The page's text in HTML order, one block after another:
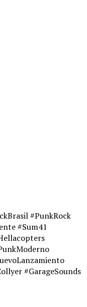
#PunkRock
#Sum41
#GarageSounds